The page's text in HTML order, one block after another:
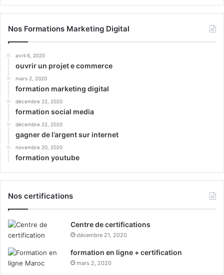
Nos Formations Marketing Digital
avril 6, 2020
ouvrir un projet e commerce
mars 2, 2020
formation marketing digital
décembre 22, 2020
formation social media
décembre 22, 2020
gagner de l’argent sur internet
novembre 20, 2020
formation youtube
Nos certifications
Centre de certifications
décembre 21, 2020
formation en ligne + certification
mars 2, 2020